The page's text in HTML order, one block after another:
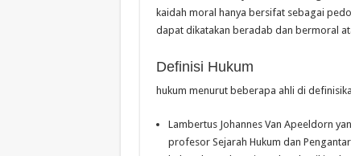
kaidah moral hanya bersifat sebagai
dapat dikatakan beradab dan bermoral
Definisi Hukum
hukum menurut beberapa ahli di
Lambertus Johannes Van Apeeldorn
profesor Sejarah Hukum dan